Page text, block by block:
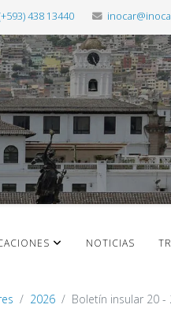
438 13440
NOTICIAS
2026 Boletín insular 20 -